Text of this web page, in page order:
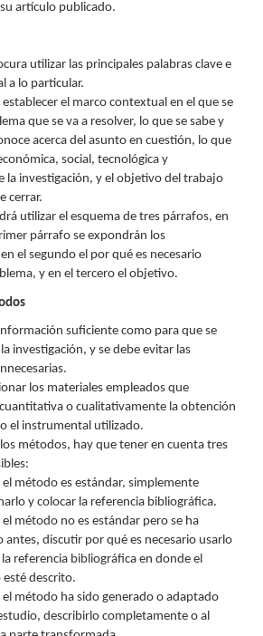
artículo publicado.
utilizar las principales palabras clave e
a lo particular.
establecer el marco contextual en el que se
que se va a resolver, lo que se sabe y
acerca del asunto en cuestión, lo que
social, tecnológica y
la investigación, y el objetivo del trabajo
cerrar.
utilizar el esquema de tres párrafos, en
párrafo se expondrán los
el segundo el por qué es necesario
y en el tercero el objetivo.
suficiente como para que se
investigación, y se debe evitar las
los materiales empleados que
o cualitativamente la obtención
el instrumental utilizado.
métodos, hay que tener en cuenta tres
el método es estándar, simplemente
y colocar la referencia bibliográfica.
el método no es estándar pero se ha
antes, discutir por qué es necesario usarlo
referencia bibliográfica en donde el
descrito.
el método ha sido generado o adaptado
describirlo completamente o al